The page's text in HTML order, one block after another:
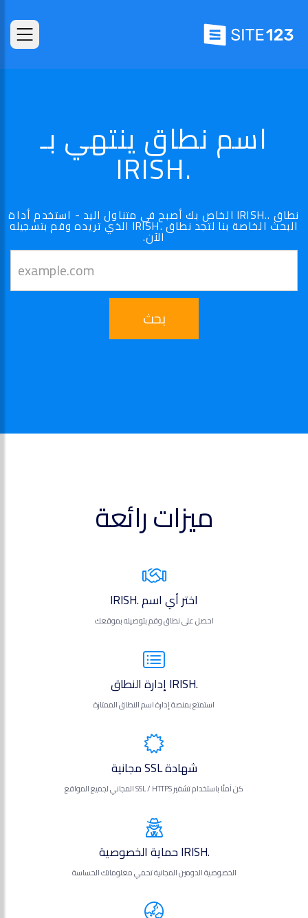
اسم نطاق ينتهي بـ
.IRISH
نطاق ..IRISH الخاص بك أصبح في متناول اليد - استخدم أداة
البحث الخاصة بنا لتجد نطاق .IRISH الذي تريده وقم بتسجيله
الآن.
بحث
ميزات رائعة
اختر أي اسم .IRISH
احصل على نطاق وقم بتوصيله بموقعك
.IRISH إدارة النطاق
استمتع بمنصة إدارة اسم النطاق الممتازة
شهادة SSL مجانية
كن آمنًا باستخدام تشفير SSL / HTTPS المجاني لجميع المواقع
.IRISH حماية الخصوصية
الخصوصية الدومين المجانية تحمي معلوماتك الحساسة